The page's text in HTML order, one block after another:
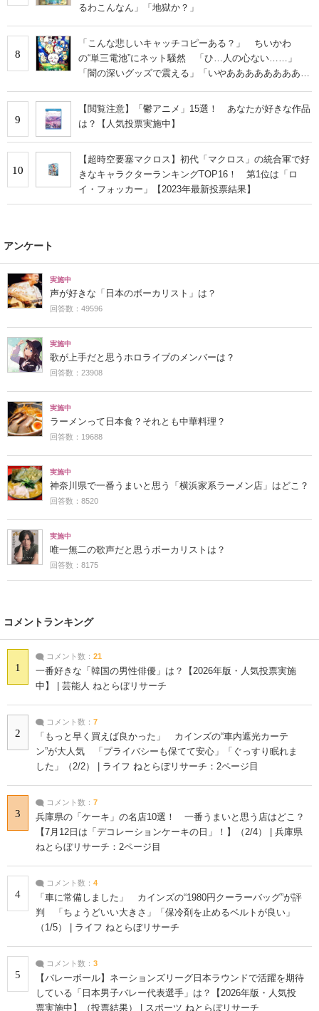
るわこんなん」「地獄か？」
8
「こんな悲しいキャッチコピーある？」 ちいかわ
の“単三電池”にネット騒然 「ひ…人の心ない……」
「闇の深いグッズで震える」「いやあああああああああ
9
【閲覧注意】「鬱アニメ」15選！ あなたが好きな作品
は？【人気投票実施中】
10
【超時空要塞マクロス】初代「マクロス」の統合軍で好
きなキャラクターランキングTOP16！ 第1位は「ロ
イ・フォッカー」【2023年最新投票結果】
アンケート
実施中
声が好きな「日本のボーカリスト」は？
回答数：49596
実施中
歌が上手だと思うホロライブのメンバーは？
回答数：23908
実施中
ラーメンって日本食？それとも中華料理？
回答数：19688
実施中
神奈川県で一番うまいと思う「横浜家系ラーメン店」はどこ？
回答数：8520
実施中
唯一無二の歌声だと思うボーカリストは？
回答数：8175
コメントランキング
1
コメント数： 21
一番好きな「韓国の男性俳優」は？【2026年版・人気投票実施
中】 | 芸能人 ねとらぼリサーチ
2
コメント数： 7
「もっと早く買えば良かった」 カインズの“車内遮光カーテ
ン”が大人気 「プライバシーも保てて安心」「ぐっすり眠れま
した」（2/2） | ライフ ねとらぼリサーチ：2ページ目
3
コメント数： 7
兵庫県の「ケーキ」の名店10選！ 一番うまいと思う店はどこ？
【7月12日は「デコレーションケーキの日」！】（2/4） | 兵庫県
ねとらぼリサーチ：2ページ目
4
コメント数： 4
「車に常備しました」 カインズの“1980円クーラーバッグ”が評
判 「ちょうどいい大きさ」「保冷剤を止めるベルトが良い」
（1/5） | ライフ ねとらぼリサーチ
5
コメント数： 3
【バレーボール】ネーションズリーグ日本ラウンドで活躍を期待
している「日本男子バレー代表選手」は？【2026年版・人気投
票実施中】（投票結果） | スポーツ ねとらぼリサーチ